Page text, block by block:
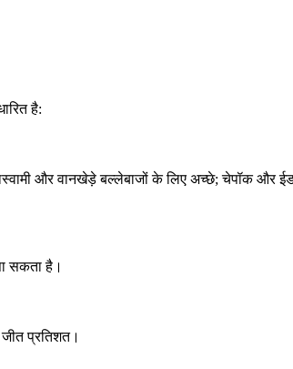
है:
और वानखेड़े बल्लेबाजों के लिए अच्छे; चेपॉक और
सकता है।
प्रतिशत।